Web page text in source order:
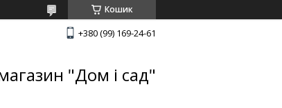
Кошик
+380 (99) 169-24-61
"Дом і сад"